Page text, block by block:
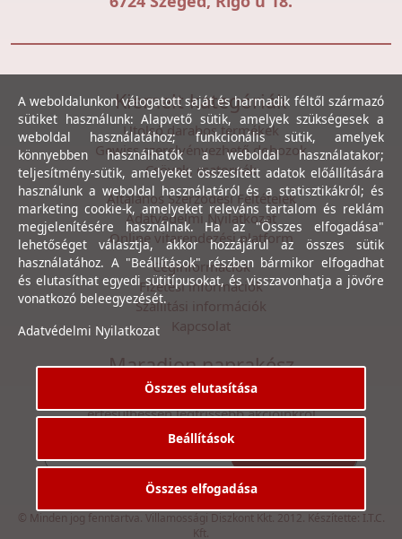
Kiemelt kategóriák
Utolsó darabos termékek
Gewiss szerelvényezhető dobozok
Csövek, csatornák
Általános Szerződési Feltételek
Adatvédelmi Nyilatkozat
Online vitarendezési platform
Céginformációk
Fizetési információk
Szállítási információk
Kapcsolat
Maradjon naprakész
Íratkozzon fel hírlevelünkre, hogy első kézből
értesülhessen legfrissebb akcióinkról
Elfogadom azAdatvédelmi Nyilatkozat
© Minden jog fenntartva. Villamossági Diszkont Kkt. 2012. Készítette: I.T.C.
Kft.
A weboldalunkon válogatott saját és harmadik féltől származó
sütiket használunk: Alapvető sütik, amelyek szükségesek a
weboldal használatához; funkcionális sütik, amelyek
könnyebben használhatók a weboldal használatakor;
teljesítmény-sütik, amelyeket összesített adatok előállítására
használunk a weboldal használatáról és a statisztikákról; és
marketing cookie-k, amelyeket releváns tartalom és reklám
megjelenítésére használnak. Ha az "Összes elfogadása"
lehetőséget választja, akkor hozzájárul az összes sütik
használatához. A "Beállítások" részben bármikor elfogadhat
és elutasíthat egyedi sütitípusokat, és visszavonhatja a jövőre
vonatkozó beleegyezését.
Adatvédelmi Nyilatkozat
Összes elutasítása
Beállítások
Összes elfogadása